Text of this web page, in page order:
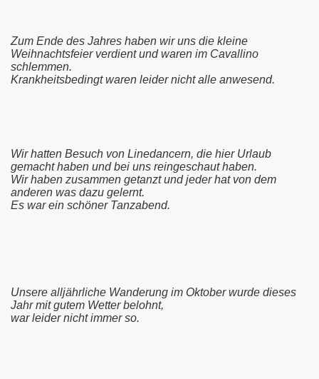
Zum Ende des Jahres haben wir uns die kleine
Weihnachtsfeier verdient und waren im Cavallino
schlemmen.
Krankheitsbedingt waren leider nicht alle anwesend.
Wir hatten Besuch von Linedancern, die hier Urlaub
gemacht haben und bei uns reingeschaut haben.
Wir haben zusammen getanzt und jeder hat von dem
anderen was dazu gelernt.
Es war ein schöner Tanzabend.
Unsere alljährliche Wanderung im Oktober wurde dieses
Jahr mit gutem Wetter belohnt,
war leider nicht immer so.